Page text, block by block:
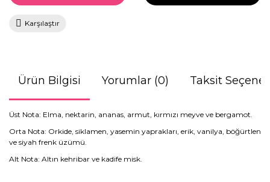
Karşılaştır
Ürün Bilgisi Yorumlar (0) Taksit
Üst Nota: Elma, nektarin, ananas, armut, kırmızı meyve ve bergamot.
Orta Nota: Orkide, siklamen, yasemin yaprakları, erik, vanilya, böğürtlen
ve siyah frenk üzümü.
Alt Nota: Altın kehribar ve kadife misk.